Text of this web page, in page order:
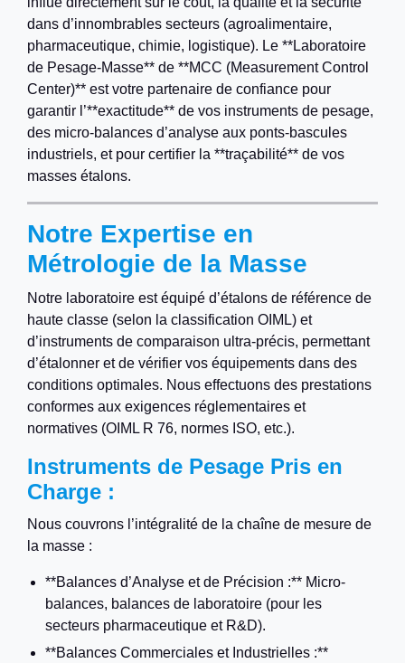
dans d’innombrables secteurs (agroalimentaire,
pharmaceutique, chimie, logistique). Le **Laboratoire
de Pesage-Masse** de **MCC (Measurement Control
Center)** est votre partenaire de confiance pour
garantir l’**exactitude** de vos instruments de pesage,
des micro-balances d’analyse aux ponts-bascules
industriels, et pour certifier la **traçabilité** de vos
masses étalons.
Notre Expertise en
Métrologie de la Masse
Notre laboratoire est équipé d’étalons de référence de
haute classe (selon la classification OIML) et
d’instruments de comparaison ultra-précis, permettant
d’étalonner et de vérifier vos équipements dans des
conditions optimales. Nous effectuons des prestations
conformes aux exigences réglementaires et
normatives (OIML R 76, normes ISO, etc.).
Instruments de Pesage Pris en
Charge :
Nous couvrons l’intégralité de la chaîne de mesure de
la masse :
**Balances d’Analyse et de Précision :** Micro-
balances, balances de laboratoire (pour les
secteurs pharmaceutique et R&D).
**Balances Commerciales et Industrielles :**